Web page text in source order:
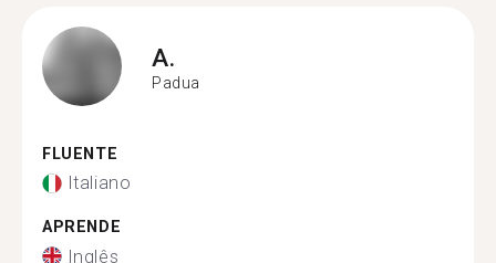
A.
Padua
FLUENTE
Italiano
APRENDE
Inglês